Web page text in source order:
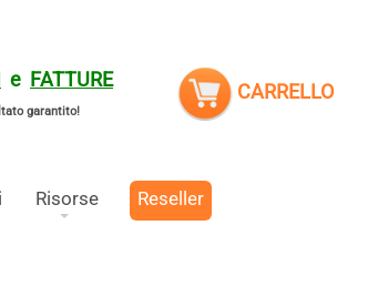
e FATTURE
garantito!
CARRELLO
Risorse
Reseller